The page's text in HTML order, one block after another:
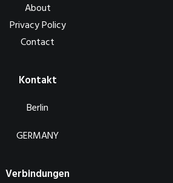
About
Privacy Policy
Contact
Kontakt
Berlin
GERMANY
Verbindungen